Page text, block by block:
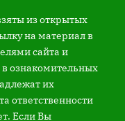
из открытых
на материал в
сайта и
ознакомительных
их
ответственности
Если Вы